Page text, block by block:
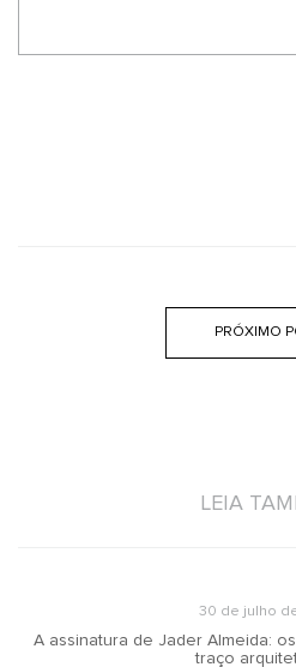
PRÓXIMO
LEIA
30 de julho
A assinatura de Jader Almeida:
traço